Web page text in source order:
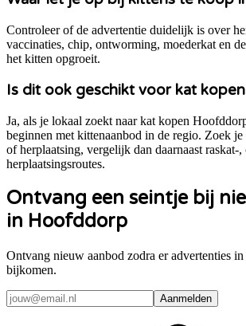
Controleer of de advertentie duidelijk is over
vaccinaties, chip, ontworming, moederkat en
het kitten opgroeit.
Is dit ook geschikt voor kat
Ja, als je lokaal zoekt naar kat kopen
beginnen met kittenaanbod in de regio. Zoek je
of herplaatsing, vergelijk dan daarnaast raskat-,
herplaatsingsroutes.
Ontvang een seintje bij
in Hoofddorp
Ontvang nieuw aanbod zodra er advertenties
bijkomen.
Aanmelden